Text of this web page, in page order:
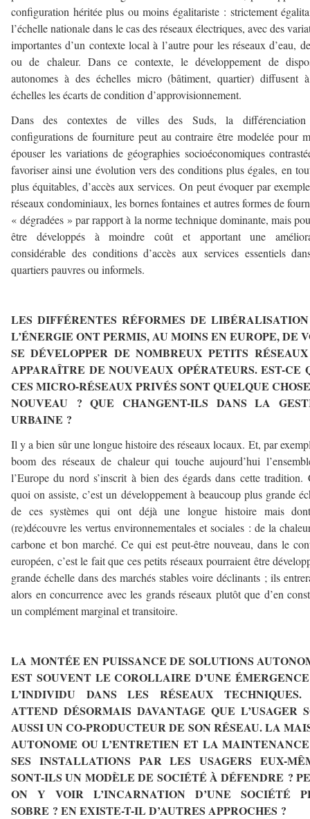
configuration héritée plus ou moins égalitariste : strictement
l’échelle nationale dans le cas des réseaux électriques, avec des
importantes d’un contexte local à l’autre pour les réseaux d’eau,
ou de chaleur. Dans ce contexte, le développement de
autonomes à des échelles micro (bâtiment, quartier) diffusent
échelles les écarts de condition d’approvisionnement.
Dans des contextes de villes des Suds, la différenciation
configurations de fourniture peut au contraire être modelée pour
épouser les variations de géographies socioéconomiques
favoriser ainsi une évolution vers des conditions plus égales, en
plus équitables, d’accès aux services. On peut évoquer par
réseaux condominiaux, les bornes fontaines et autres formes de
« dégradées » par rapport à la norme technique dominante, mais
être développés à moindre coût et apportant une
considérable des conditions d’accès aux services essentiels
quartiers pauvres ou informels.
LES DIFFÉRENTES RÉFORMES DE
L’ÉNERGIE ONT PERMIS, AU MOINS EN EUROPE, DE
SE DÉVELOPPER DE NOMBREUX PETITS
APPARAÎTRE DE NOUVEAUX OPÉRATEURS. EST-CE
CES MICRO-RÉSEAUX PRIVÉS SONT QUELQUE
NOUVEAU ? QUE CHANGENT-ILS DANS LA
URBAINE ?
Il y a bien sûr une longue histoire des réseaux locaux. Et, par
boom des réseaux de chaleur qui touche aujourd’hui
l’Europe du nord s’inscrit à bien des égards dans cette tradition.
quoi on assiste, c’est un développement à beaucoup plus grande
de ces systèmes qui ont déjà une longue histoire mais
(re)découvre les vertus environnementales et sociales : de la
carbone et bon marché. Ce qui est peut-être nouveau, dans le
européen, c’est le fait que ces petits réseaux pourraient être
grande échelle dans des marchés stables voire déclinants ; ils
alors en concurrence avec les grands réseaux plutôt que d’en
un complément marginal et transitoire.
LA MONTÉE EN PUISSANCE DE SOLUTIONS
EST SOUVENT LE COROLLAIRE D’UNE
L’INDIVIDU DANS LES RÉSEAUX TECHNIQUES.
ATTEND DÉSORMAIS DAVANTAGE QUE L’USAGER
AUSSI UN CO-PRODUCTEUR DE SON RÉSEAU. LA
AUTONOME OU L’ENTRETIEN ET LA
SES INSTALLATIONS PAR LES USAGERS EUX-
SONT-ILS UN MODÈLE DE SOCIÉTÉ À DÉFENDRE ?
ON Y VOIR L’INCARNATION D’UNE SOCIÉTÉ
SOBRE ? EN EXISTE-T-IL D’AUTRES APPROCHES ?